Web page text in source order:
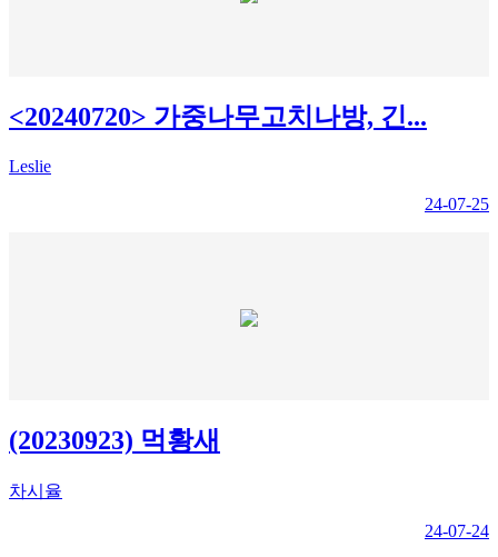
<20240720> 가중나무고치나방, 긴...
Leslie
24-07-25
(20230923) 먹황새
차시율
24-07-24